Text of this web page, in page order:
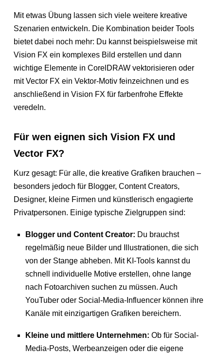
Mit etwas Übung lassen sich viele weitere kreative
Szenarien entwickeln. Die Kombination beider Tools
bietet dabei noch mehr: Du kannst beispielsweise mit
Vision FX ein komplexes Bild erstellen und dann
wichtige Elemente in CorelDRAW vektorisieren oder
mit Vector FX ein Vektor-Motiv feinzeichnen und es
anschließend in Vision FX für farbenfrohe Effekte
veredeln.
Für wen eignen sich Vision FX und
Vector FX?
Kurz gesagt: Für alle, die kreative Grafiken brauchen –
besonders jedoch für Blogger, Content Creators,
Designer, kleine Firmen und künstlerisch engagierte
Privatpersonen. Einige typische Zielgruppen sind:
Blogger und Content Creator: Du brauchst
regelmäßig neue Bilder und Illustrationen, die sich
von der Stange abheben. Mit KI-Tools kannst du
schnell individuelle Motive erstellen, ohne lange
nach Fotoarchiven suchen zu müssen. Auch
YouTuber oder Social-Media-Influencer können ihre
Kanäle mit einzigartigen Grafiken bereichern.
Kleine und mittlere Unternehmen: Ob für Social-
Media-Posts, Werbeanzeigen oder die eigene